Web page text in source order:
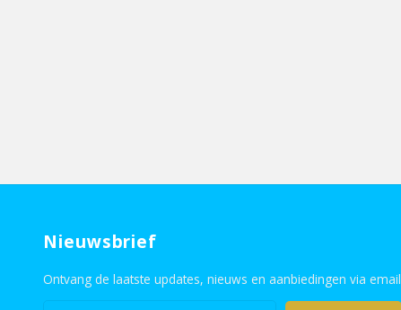
Nieuwsbrief
Ontvang de laatste updates, nieuws en aanbiedingen via email